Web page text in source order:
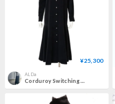
¥25,300
ALDa
Corduroy Switching Dress